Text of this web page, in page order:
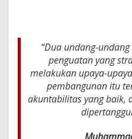
“Dua undang-
penguatan yang
melakukan upaya-
pembangunan itu
akuntabilitas yang baik,